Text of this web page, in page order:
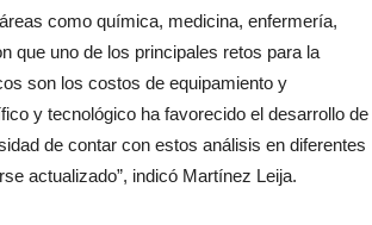
como química, medicina, enfermería,
que uno de los principales retos para la
son los costos de equipamiento y
y tecnológico ha favorecido el desarrollo de
de contar con estos análisis en diferentes
actualizado”, indicó Martínez Leija.